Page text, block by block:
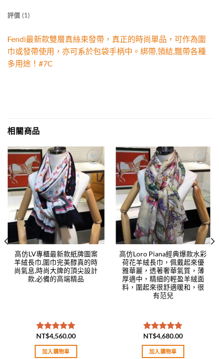
評價 (1)
Fendi最新款雙層真絲束發帶，真正的時尚單品，可作為圍
巾或發帶使用，亦可系於包袋手柄中。綁帶,領結,飄帶各種
多用途！#7C
相關商品
Add to
wishlist
高仿LV專櫃最新款紙牌圖案
羊絨長巾,圍巾完美醇真的時
尚氣息,時尚大牌的頂尖設計
款,必備的高端精品
評分5.00
滿分 5
NT$4,560.00
加入購物車
Add to
wishlist
高仿Loro Piana經典爆款水彩
荷花羊絨長巾，佩戴起來優
雅華麗，透著奢華氣質，薄
厚適中，精細的輕盈羊絨面
料，圍起來很舒適暖和，很
有范兒
評分5.00
滿分 5
NT$4,680.00
加入購物車